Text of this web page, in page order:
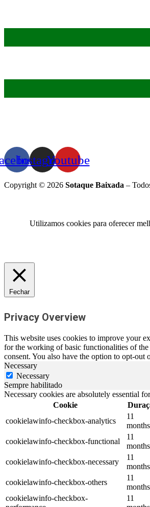
InstagramYoutube
Copyright © 2026 Sotaque Baixada –
Utilizamos cookies para oferecer
Fechar
Privacy Overview
This website uses cookies to improve your
for the working of basic functionalities of
consent. You also have the option to opt-
Necessary
Necessary
Sempre habilitado
Necessary cookies are absolutely essential
Cookie
cookielawinfo-checkbox-analytics
11
months
cookielawinfo-checkbox-functional
11
months
cookielawinfo-checkbox-necessary
11
months
cookielawinfo-checkbox-others
11
months
cookielawinfo-checkbox-
11